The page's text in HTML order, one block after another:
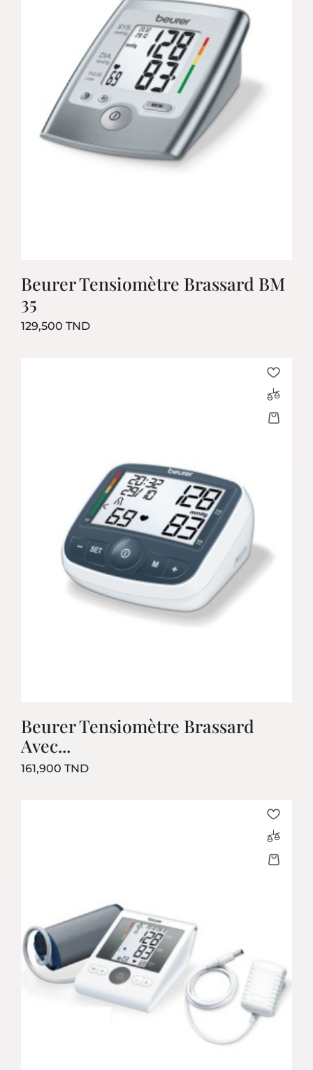
Beurer Tensiomètre Brassard BM
35
129,500 TNDPrix
Beurer Tensiomètre Brassard
Avec...
161,900 TNDPrix